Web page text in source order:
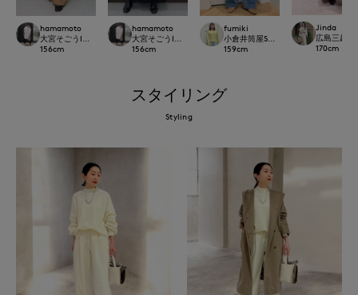
hamamoto
大宮そごうINED
156cm
hamamoto
大宮そごうINED
156cm
fumiki
小倉井筒屋SUPERIOR CLOSET
159cm
Jinda
広島三越
170cm
スタイリング
Styling